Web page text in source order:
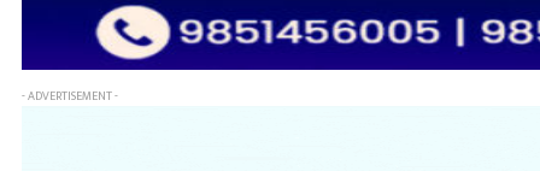
- ADVERTISEMENT -